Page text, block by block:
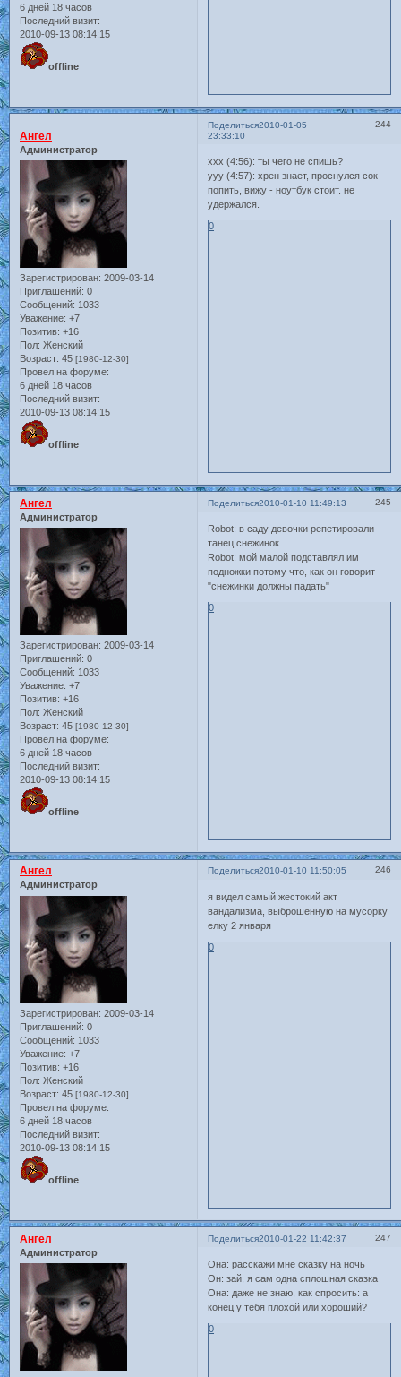
6 дней 18 часов
Последний визит:
2010-09-13 08:14:15
offline
Поделиться 244
2010-01-05
23:33:10
Ангел
Администратор
Зарегистрирован: 2009-03-14
Приглашений: 0
Сообщений: 1033
Уважение: +7
Позитив: +16
Пол: Женский
Возраст: 45 [1980-12-30]
Провел на форуме:
6 дней 18 часов
Последний визит:
2010-09-13 08:14:15
offline
xxx (4:56): ты чего не спишь?
ууу (4:57): хрен знает, проснулся сок
попить, вижу - ноутбук стоит. не
удержался.
0
Поделиться 245
2010-01-10 11:49:13
Ангел
Администратор
Зарегистрирован: 2009-03-14
Приглашений: 0
Сообщений: 1033
Уважение: +7
Позитив: +16
Пол: Женский
Возраст: 45 [1980-12-30]
Провел на форуме:
6 дней 18 часов
Последний визит:
2010-09-13 08:14:15
offline
Robot: в саду девочки репетировали
танец снежинок
Robot: мой малой подставлял им
подножки потому что, как он говорит
"снежинки должны падать"
0
Поделиться 246
2010-01-10 11:50:05
Ангел
Администратор
Зарегистрирован: 2009-03-14
Приглашений: 0
Сообщений: 1033
Уважение: +7
Позитив: +16
Пол: Женский
Возраст: 45 [1980-12-30]
Провел на форуме:
6 дней 18 часов
Последний визит:
2010-09-13 08:14:15
offline
я видел самый жестокий акт
вандализма, выброшенную на мусорку
елку 2 января
0
Поделиться 247
2010-01-22 11:42:37
Ангел
Администратор
Она: расскажи мне сказку на ночь
Он: зай, я сам одна сплошная сказка
Она: даже не знаю, как спросить: а
конец у тебя плохой или хороший?
0